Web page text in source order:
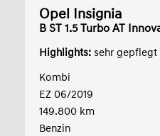
Opel Insignia
B ST 1.5 Turbo AT
Highlights: sehr gepflegt
Kombi
EZ 06/2019
149.800 km
Benzin